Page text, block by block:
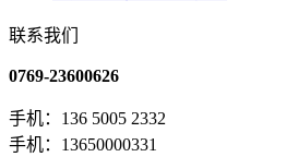
联系我们
0769-23600626
手机：136 5005 2332
手机：13650000331